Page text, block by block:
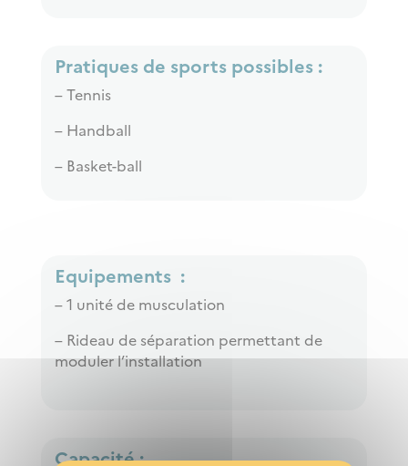
Pratiques de sports possibles :
– Tennis
– Handball
– Basket-ball
Equipements :
– 1 unité de musculation
– Rideau de séparation permettant de
moduler l’installation
Capacité :